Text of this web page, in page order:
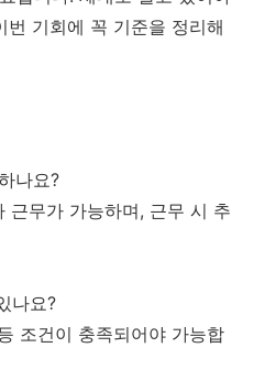
기회에 꼭 기준을 정리해
나요?
근무가 가능하며, 근무 시 추
나요?
조건이 충족되어야 가능합